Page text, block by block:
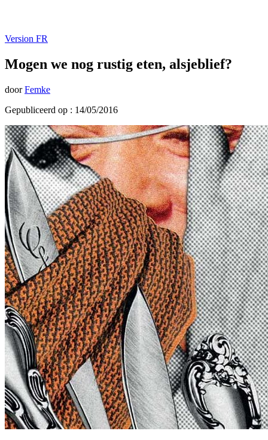
Version FR
Mogen we nog rustig eten, alsjeblief?
door Femke
Gepubliceerd op : 14/05/2016